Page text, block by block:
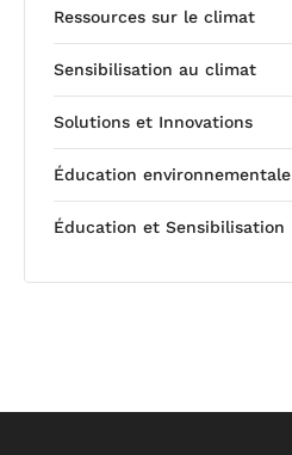
Ressources sur le climat
Sensibilisation au climat
Solutions et Innovations
Éducation environnementale
Éducation et Sensibilisation